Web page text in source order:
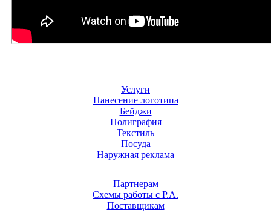
Услуги
Нанесение логотипа
Бейджи
Полиграфия
Текстиль
Посуда
Наружная реклама
Партнерам
Схемы работы с Р.А.
Поставщикам